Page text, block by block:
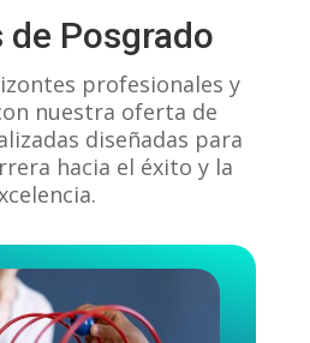
de Posgrado
profesionales y
nuestra oferta de
diseñadas para
hacia el éxito y la